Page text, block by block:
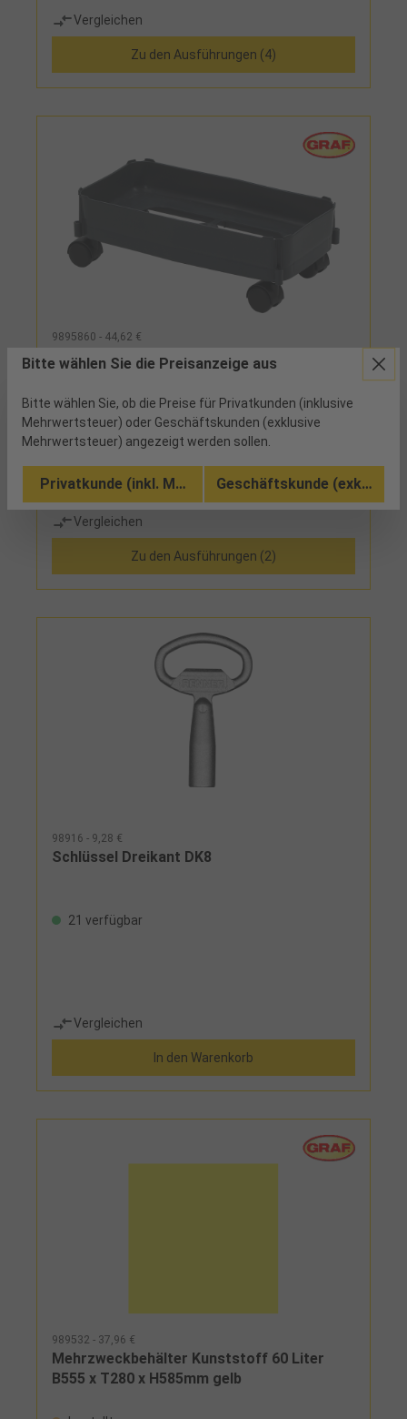
Vergleichen
Zu den Ausführungen (4)
9895860 - 44,62 €
Fahrwagen Mehrzweckbehälter 60l
bestellt
Vergleichen
Zu den Ausführungen (2)
98916 - 9,28 €
Schlüssel Dreikant DK8
21 verfügbar
Vergleichen
In den Warenkorb
989532 - 37,96 €
Mehrzweckbehälter Kunststoff 60 Liter
B555 x T280 x H585mm gelb
Bitte wählen Sie die Preisanzeige aus
Bitte wählen Sie, ob die Preise für Privatkunden (inklusive
Mehrwertsteuer) oder Geschäftskunden (exklusive
Mehrwertsteuer) angezeigt werden sollen.
Privatkunde (inkl. MwSt.) Geschäftskunde (exkl.